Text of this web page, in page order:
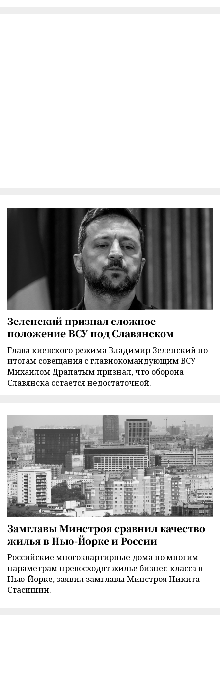
Зеленский признал сложное
положение ВСУ под Славянском
Глава киевского режима Владимир Зеленский по
итогам совещания с главнокомандующим ВСУ
Михаилом Драпатым признал, что оборона
Славянска остается недостаточной.
Замглавы Минстроя сравнил качество
жилья в Нью-Йорке и России
Российские многоквартирные дома по многим
параметрам превосходят жилье бизнес-класса в
Нью-Йорке, заявил замглавы Минстроя Никита
Стасишин.